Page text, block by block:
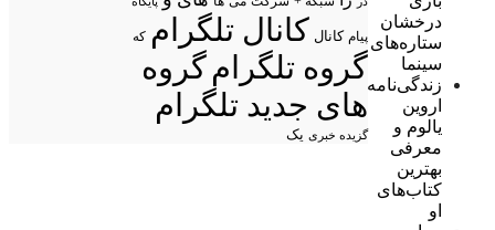
درخشان
ستاره‌های
سینما
زندگی‌نامه
اروین
یالوم و
معرفی
بهترین
کتاب‌های
او
پیام کانال کانال تلگرام که
گروه تلگرامگروه
های جدید تلگرام
گزیده خبری یک